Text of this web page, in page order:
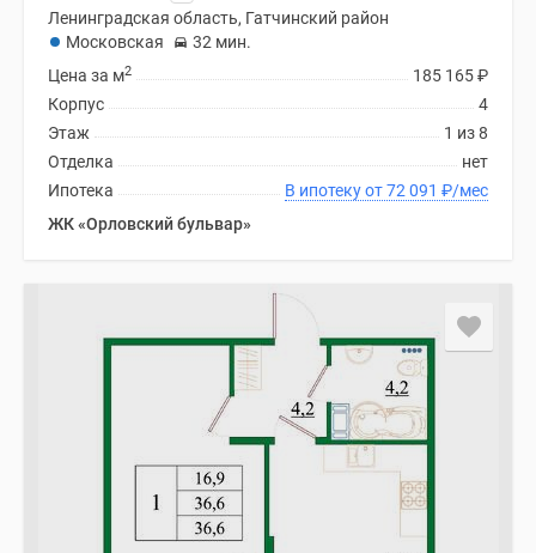
Ленинградская область, Гатчинский район
Московская
32 мин.
185 165₽
Цена за м2
4
Корпус
1 из 8
Этаж
нет
Отделка
В ипотеку от 72 091 ₽/мес
Ипотека
ЖК «Орловский бульвар»